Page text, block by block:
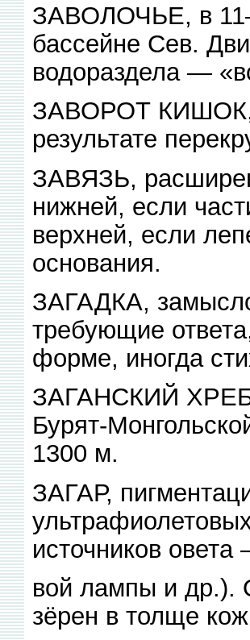
ЗАВОЛОЧЬЕ, в
бассейне Сев.
водораздела —
ЗАВОРОТ КИШОК,
результате
ЗАВЯЗЬ,
нижней, если
верхней, если
основания.
ЗАГАДКА,
требующие
форме, иногда
ЗАГАНСКИЙ
Бурят-
1300 м.
ЗАГАР,
источников
вой лампы и др.).
зёрен в толще